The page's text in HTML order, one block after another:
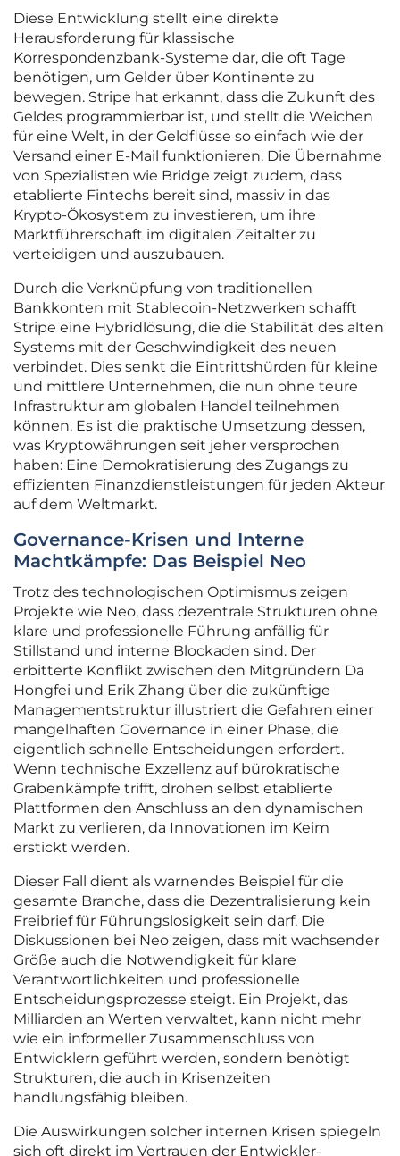
Diese Entwicklung stellt eine direkte
Herausforderung für klassische
Korrespondenzbank-Systeme dar, die oft Tage
benötigen, um Gelder über Kontinente zu
bewegen. Stripe hat erkannt, dass die Zukunft des
Geldes programmierbar ist, und stellt die Weichen
für eine Welt, in der Geldflüsse so einfach wie der
Versand einer E-Mail funktionieren. Die Übernahme
von Spezialisten wie Bridge zeigt zudem, dass
etablierte Fintechs bereit sind, massiv in das
Krypto-Ökosystem zu investieren, um ihre
Marktführerschaft im digitalen Zeitalter zu
verteidigen und auszubauen.
Durch die Verknüpfung von traditionellen
Bankkonten mit Stablecoin-Netzwerken schafft
Stripe eine Hybridlösung, die die Stabilität des alten
Systems mit der Geschwindigkeit des neuen
verbindet. Dies senkt die Eintrittshürden für kleine
und mittlere Unternehmen, die nun ohne teure
Infrastruktur am globalen Handel teilnehmen
können. Es ist die praktische Umsetzung dessen,
was Kryptowährungen seit jeher versprochen
haben: Eine Demokratisierung des Zugangs zu
effizienten Finanzdienstleistungen für jeden Akteur
auf dem Weltmarkt.
Governance-Krisen und Interne
Machtkämpfe: Das Beispiel Neo
Trotz des technologischen Optimismus zeigen
Projekte wie Neo, dass dezentrale Strukturen ohne
klare und professionelle Führung anfällig für
Stillstand und interne Blockaden sind. Der
erbitterte Konflikt zwischen den Mitgründern Da
Hongfei und Erik Zhang über die zukünftige
Managementstruktur illustriert die Gefahren einer
mangelhaften Governance in einer Phase, die
eigentlich schnelle Entscheidungen erfordert.
Wenn technische Exzellenz auf bürokratische
Grabenkämpfe trifft, drohen selbst etablierte
Plattformen den Anschluss an den dynamischen
Markt zu verlieren, da Innovationen im Keim
erstickt werden.
Dieser Fall dient als warnendes Beispiel für die
gesamte Branche, dass die Dezentralisierung kein
Freibrief für Führungslosigkeit sein darf. Die
Diskussionen bei Neo zeigen, dass mit wachsender
Größe auch die Notwendigkeit für klare
Verantwortlichkeiten und professionelle
Entscheidungsprozesse steigt. Ein Projekt, das
Milliarden an Werten verwaltet, kann nicht mehr
wie ein informeller Zusammenschluss von
Entwicklern geführt werden, sondern benötigt
Strukturen, die auch in Krisenzeiten
handlungsfähig bleiben.
Die Auswirkungen solcher internen Krisen spiegeln
sich oft direkt im Vertrauen der Entwickler-